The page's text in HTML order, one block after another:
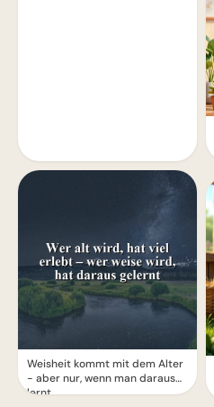
Weisheit kommt mit dem Alter
- aber nur, wenn man daraus
lernt